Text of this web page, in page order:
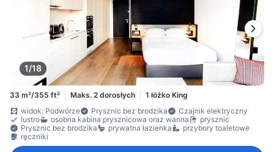
1/18
33 m²/355 ft² Maks. 2 dorosłych
1 łóżko King
widok: Podwórze
Prysznic bez brodzika
Czajnik elektryczny
lustro
osobna kabina prysznicowa oraz wanna
prysznic
Prysznic bez brodzika
prywatna łazienka
przybory toaletowe
ręczniki